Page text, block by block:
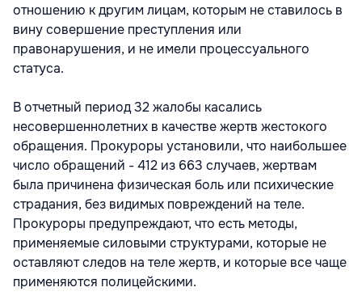
отношению к другим лицам, которым не ставилось в
вину совершение преступления или
правонарушения, и не имели процессуального
статуса.
В отчетный период 32 жалобы касались
несовершеннолетних в качестве жертв жестокого
обращения. Прокуроры установили, что наибольшее
число обращений - 412 из 663 случаев, жертвам
была причинена физическая боль или психические
страдания, без видимых повреждений на теле.
Прокуроры предупреждают, что есть методы,
применяемые силовыми структурами, которые не
оставляют следов на теле жертв, и которые все чаще
применяются полицейскими.